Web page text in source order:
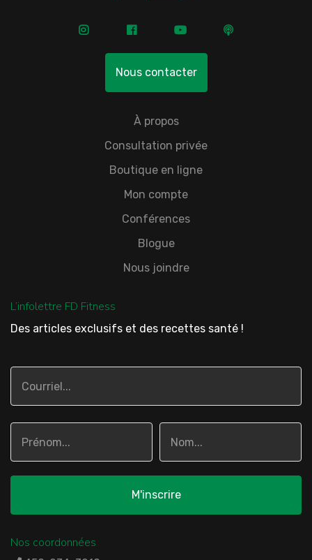
Nous contacter
À propos
Consultation privée
Boutique en ligne
Mon compte
Conférences
Blogue
Nous joindre
L’infolettre FD Fitness
Des articles exclusifs et des recettes santé !
Nos coordonnées